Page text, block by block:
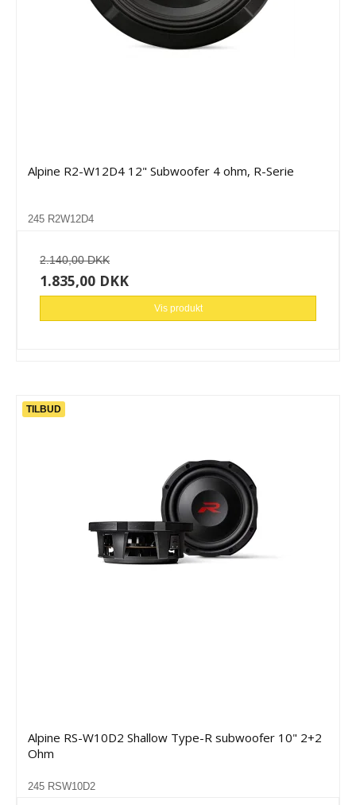
Alpine R2-W12D4 12" Subwoofer 4 ohm, R-Serie
245 R2W12D4
2.140,00 DKK
1.835,00 DKK
Vis produkt
TILBUD
Alpine RS-W10D2 Shallow Type-R subwoofer 10" 2+2
Ohm
245 RSW10D2